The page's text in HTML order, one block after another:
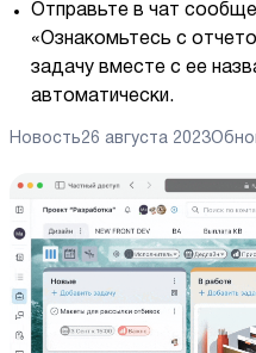
Отправьте в чат
«Ознакомьтесь с
задачу вместе с ее
автоматически.
Новость26 августа 2023